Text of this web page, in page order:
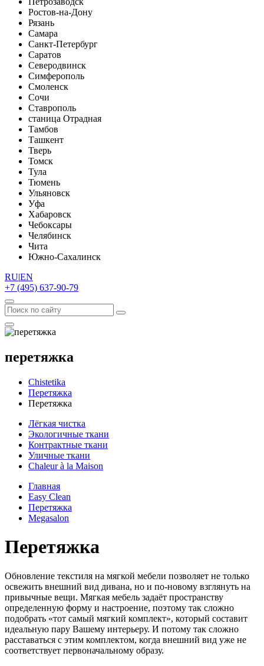
Ростов-на-Дону
Рязань
Самара
Санкт-Петербург
Саратов
Северодвинск
Симферополь
Смоленск
Сочи
Ставрополь
станица Отрадная
Тамбов
Ташкент
Тверь
Томск
Тула
Тюмень
Ульяновск
Уфа
Хабаровск
Чебоксары
Челябинск
Чита
Южно-Сахалинск
RU|EN
+7 (495) 637-90-79
перетяжка
Chistetika
Перетяжка
Перетяжка
Лёгкая чистка
Экологичные ткани
Контрактные ткани
Уличные ткани
Сhaleur à la Maison
Главная
Easy Clean
Перетяжка
Megasalon
Перетяжка
Обновление текстиля на мягкой мебели позволяет не только
освежить внешний вид дивана, но и по-новому взглянуть на
привычные вещи. Мягкая мебель задаёт пространству
определенную форму и настроение, поэтому так сложно
подобрать «тот самый мягкий комплект», который составит
идеальную пару Вашему интерьеру. И потому так сложно
расставаться с этим комплектом, когда внешний вид уже не
соответствует первоначальному образу.